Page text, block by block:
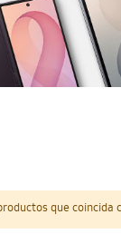
que coincida